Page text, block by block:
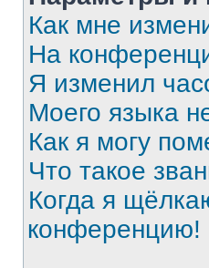
Как мне
На
Я изменил
Моего языка
Как я могу
Что такое
Когда я
конференцию!